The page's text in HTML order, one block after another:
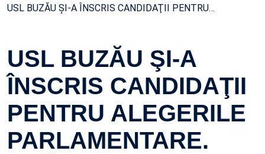
USL BUZĂU ŞI-A ÎNSCRIS CANDIDAŢII PENTRU…
USL BUZĂU ŞI-A
ÎNSCRIS CANDIDAŢII
PENTRU ALEGERILE
PARLAMENTARE.